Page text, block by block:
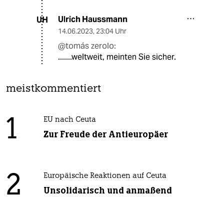
UH Ulrich Haussmann
14.06.2023, 23:04 Uhr
@tomás zerolo:
.......weltweit, meinten Sie sicher.
meistkommentiert
1 EU nach Ceuta
Zur Freude der Antieuropäer
2 Europäische Reaktionen auf Ceuta
Unsolidarisch und anmaßend